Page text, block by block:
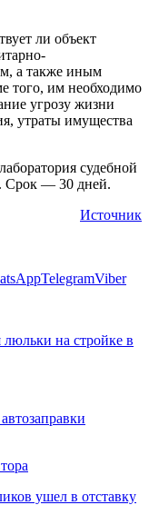
ли объект
а также иным
того, им необходимо
угрозу жизни
утраты имущества
судебной
Срок — 30 дней.
Источник
TelegramViber
люльки на стройке в
ушел в отставку